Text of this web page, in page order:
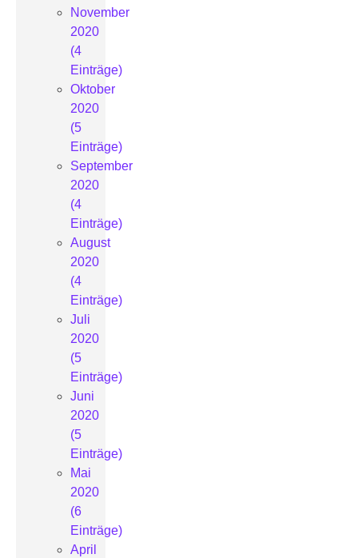
November
2020
(4
Einträge)
Oktober
2020
(5
Einträge)
September
2020
(4
Einträge)
August
2020
(4
Einträge)
Juli
2020
(5
Einträge)
Juni
2020
(5
Einträge)
Mai
2020
(6
Einträge)
April